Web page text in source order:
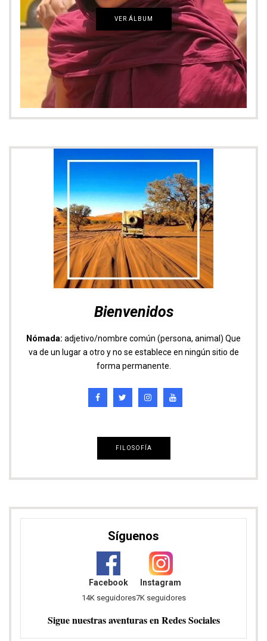
VER ÁLBUM
Bienvenidos
Nómada: adjetivo/nombre común (persona, animal) Que
va de un lugar a otro y no se establece en ningún sitio de
forma permanente.
FILOSOFÍA
Síguenos
Facebook
14K seguidores
Instagram
7K seguidores
Sigue nuestras aventuras en Redes Sociales